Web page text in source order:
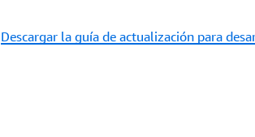
Descargar la guía de actualización para